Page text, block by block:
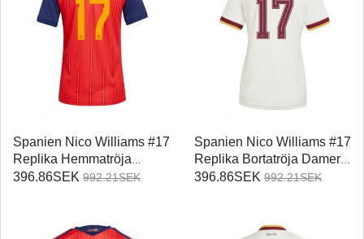
Spanien Nico Williams #17
Replika Hemmatröja
Damer VM 2026
396.86SEK 992.21SEK
Spanien Nico Williams #17
Replika Bortatröja Damer
VM 2026 Kortärmad
396.86SEK 992.21SEK